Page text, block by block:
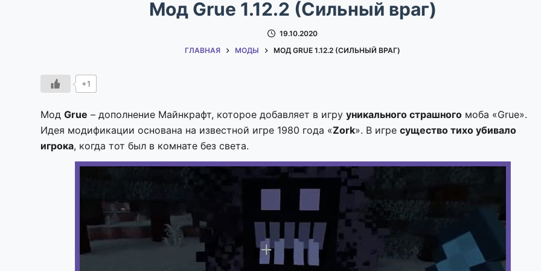
Мод Grue 1.12.2 (Сильный враг)
19.10.2020
ГЛАВНАЯ
МОДЫ МОД GRUE 1.12.2 (СИЛЬНЫЙ ВРАГ)
+1
МодGrue – дополнение Майнкрафт, которое добавляет в игрууникального страшного моба «Grue».
Идея модификации основана на известной игре 1980 года «Zork». В игресущество тихо убивало
игрока, когда тот был в комнате без света.